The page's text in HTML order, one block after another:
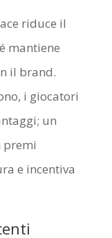
riduce il
mantiene
il brand.
i giocatori
un
premi
e incentiva